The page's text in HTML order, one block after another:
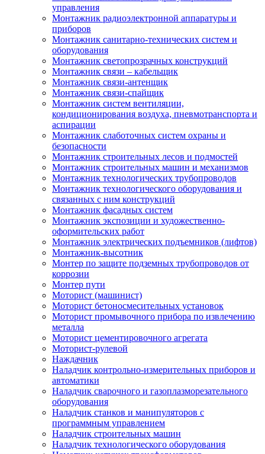
управления
Монтажник радиоэлектронной аппаратуры и
приборов
Монтажник санитарно-технических систем и
оборудования
Монтажник светопрозрачных конструкций
Монтажник связи – кабельщик
Монтажник связи-антенщик
Монтажник связи-спайщик
Монтажник систем вентиляции,
кондиционирования воздуха, пневмотранспорта и
аспирации
Монтажник слаботочных систем охраны и
безопасности
Монтажник строительных лесов и подмостей
Монтажник строительных машин и механизмов
Монтажник технологических трубопроводов
Монтажник технологического оборудования и
связанных с ним конструкций
Монтажник фасадных систем
Монтажник экспозиции и художественно-
оформительских работ
Монтажник электрических подъемников (лифтов)
Монтажник-высотник
Монтер по защите подземных трубопроводов от
коррозии
Монтер пути
Моторист (машинист)
Моторист бетоносмесительных установок
Моторист промывочного прибора по извлечению
металла
Моторист цементировочного агрегата
Моторист-рулевой
Наждачник
Наладчик контрольно-измерительных приборов и
автоматики
Наладчик сварочного и газоплазморезательного
оборудования
Наладчик станков и манипуляторов с
программным управлением
Наладчик строительных машин
Наладчик технологического оборудования